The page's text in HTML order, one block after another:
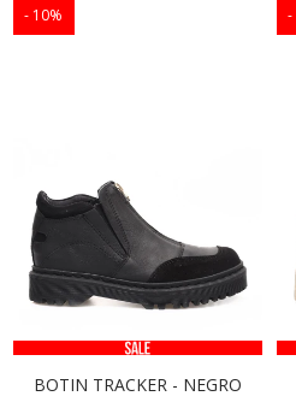
10
BOTIN TRACKER - NEGRO